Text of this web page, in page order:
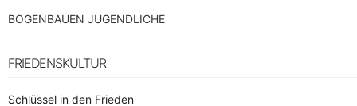
BOGENBAUEN JUGENDLICHE
FRIEDENSKULTUR
Schlüssel in den Frieden